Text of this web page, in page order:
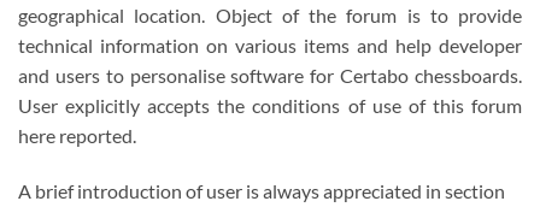
geographical location. Object of the forum is to provide
technical information on various items and help developer
and users to personalise software for Certabo chessboards.
User explicitly accepts the conditions of use of this forum
here reported.
A brief introduction of user is always appreciated in section